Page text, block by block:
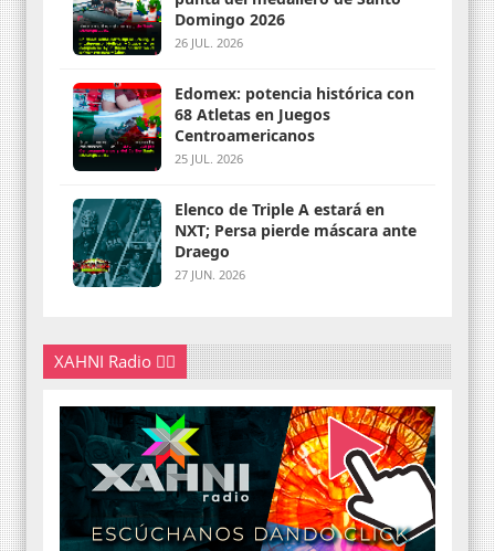
Domingo 2026
26 JUL. 2026
Edomex: potencia histórica con
68 Atletas en Juegos
Centroamericanos
25 JUL. 2026
Elenco de Triple A estará en
NXT; Persa pierde máscara ante
Draego
27 JUN. 2026
XAHNI Radio 👇🏽